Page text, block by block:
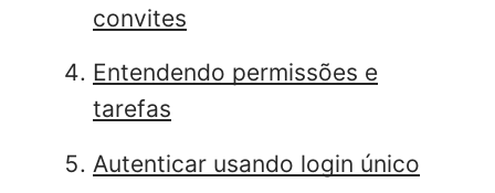
convites
Entendendo permissões e
tarefas
Autenticar usando login único